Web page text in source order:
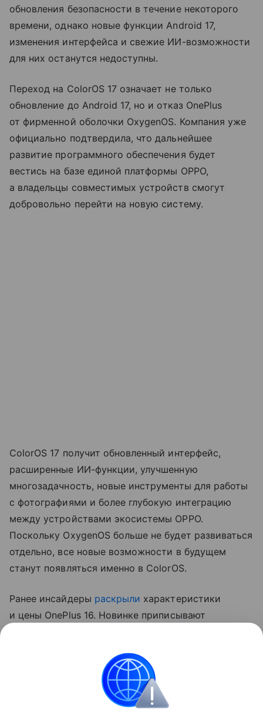
обновления безопасности в течение некоторого
времени, однако новые функции Android 17,
изменения интерфейса и свежие ИИ-возможности
для них останутся недоступны.
Переход на ColorOS 17 означает не только
обновление до Android 17, но и отказ OnePlus
от фирменной оболочки OxygenOS. Компания уже
официально подтвердила, что дальнейшее
развитие программного обеспечения будет
вестись на базе единой платформы OPPO,
а владельцы совместимых устройств смогут
добровольно перейти на новую систему.
ColorOS 17 получит обновленный интерфейс,
расширенные ИИ-функции, улучшенную
многозадачность, новые инструменты для работы
с фотографиями и более глубокую интеграцию
между устройствами экосистемы OPPO.
Поскольку OxygenOS больше не будет развиваться
отдельно, все новые возможности в будущем
станут появляться именно в ColorOS.
Ранее инсайдеры раскрыли характеристики
и цены OnePlus 16. Новинке приписывают